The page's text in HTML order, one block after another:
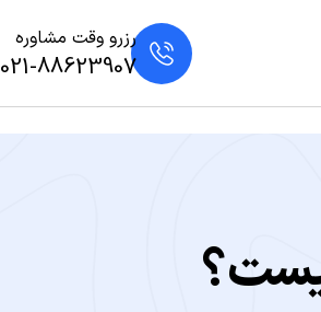
رزرو وقت مشاوره
021-88623907